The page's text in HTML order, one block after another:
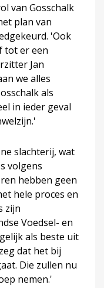
van Gosschalk
plan van
'Ook
tot er een
Jan
we alles
als
in ieder geval
slachterij, wat
volgens
hebben geen
hele proces en
zijn
Voedsel- en
als beste uit
dat het bij
Die zullen nu
nemen.'